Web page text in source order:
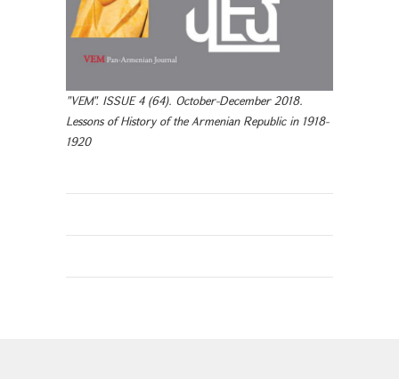
"VEM". ISSUE 4 (64). October-December 2018.
Lessons of History of the Armenian Republic in 1918-
1920